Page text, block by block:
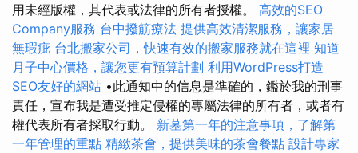
用未經版權，其代表或法律的所有者授權。 高效的SEO
Company服務 台中撥筋療法 提供高效清潔服務，讓家居
無瑕疵 台北搬家公司，快速有效的搬家服務就在這裡 知道
月子中心價格，讓您更有預算計劃 利用WordPress打造
SEO友好的網站 •此通知中的信息是準確的，鑑於我的刑事
責任，宣布我是遭受推定侵權的專屬法律的所有者，或者有
權代表所有者採取行動。 新墓第一年的注意事項，了解第
一年管理的重點 精緻茶會，提供美味的茶會餐點 設計專家